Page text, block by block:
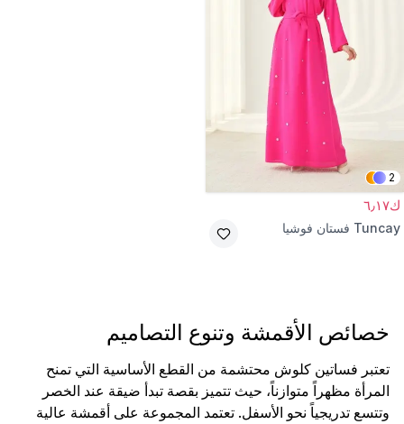
2
ك٦٫١٧
Tuncay فستان فوشيا
خصائص الأقمشة وتنوع التصاميم
تعتبر فساتين كلوش محتشمة من القطع الأساسية التي تمنح
المرأة مظهراً متوازناً، حيث تتميز بقصة تبدأ ضيقة عند الخصر
وتتسع تدريجياً نحو الأسفل. تعتمد المجموعة على أقمشة عالية